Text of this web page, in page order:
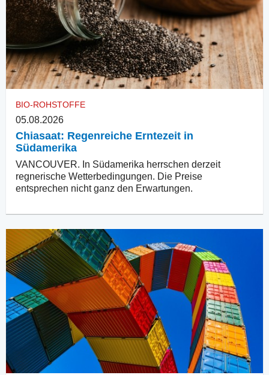
BIO-ROHSTOFFE
05.08.2026
Chiasaat: Regenreiche Erntezeit in
Südamerika
VANCOUVER. In Südamerika herrschen derzeit
regnerische Wetterbedingungen. Die Preise
entsprechen nicht ganz den Erwartungen.